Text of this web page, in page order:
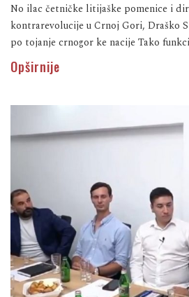
No ilac četničke litijaške pomenice i
kontrarevolucije u Crnoj Gori, Draško
po tojanje crnogor ke nacije Tako
Opširnije